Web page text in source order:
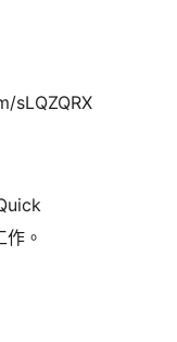
sLQZQRX
。